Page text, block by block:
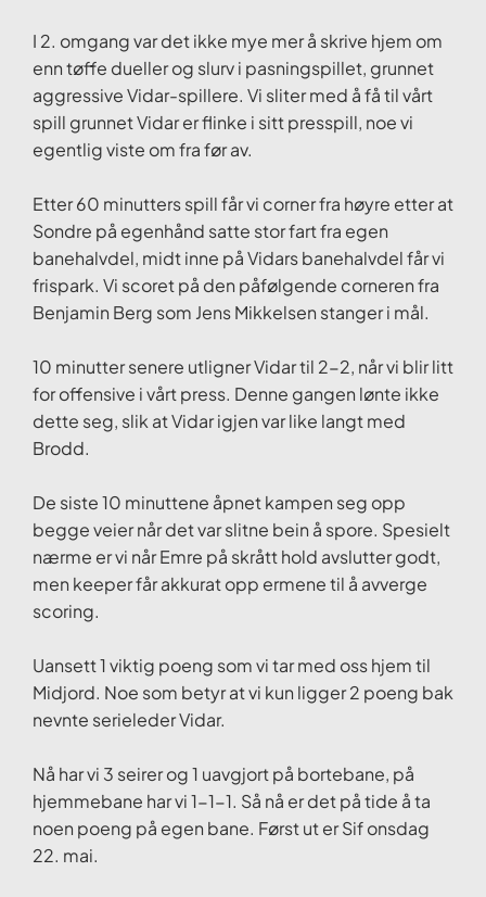
I 2. omgang var det ikke mye mer å skrive hjem om
enn tøffe dueller og slurv i pasningspillet, grunnet
aggressive Vidar-spillere. Vi sliter med å få til vårt
spill grunnet Vidar er flinke i sitt presspill, noe vi
egentlig viste om fra før av.
Etter 60 minutters spill får vi corner fra høyre etter at
Sondre på egenhånd satte stor fart fra egen
banehalvdel, midt inne på Vidars banehalvdel får vi
frispark. Vi scoret på den påfølgende corneren fra
Benjamin Berg som Jens Mikkelsen stanger i mål.
10 minutter senere utligner Vidar til 2-2, når vi blir litt
for offensive i vårt press. Denne gangen lønte ikke
dette seg, slik at Vidar igjen var like langt med
Brodd.
De siste 10 minuttene åpnet kampen seg opp
begge veier når det var slitne bein å spore. Spesielt
nærme er vi når Emre på skrått hold avslutter godt,
men keeper får akkurat opp ermene til å avverge
scoring.
Uansett 1 viktig poeng som vi tar med oss hjem til
Midjord. Noe som betyr at vi kun ligger 2 poeng bak
nevnte serieleder Vidar.
Nå har vi 3 seirer og 1 uavgjort på bortebane, på
hjemmebane har vi 1-1-1. Så nå er det på tide å ta
noen poeng på egen bane. Først ut er Sif onsdag
22. mai.